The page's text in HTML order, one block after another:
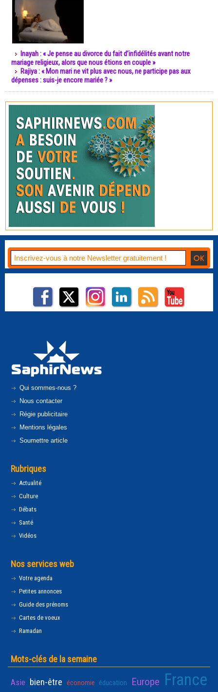
Inayah : « Je pense au divorce du fait d’infidélités avant notre
mariage religieux, alors que nous étions en couple »
Rajiya : « Mon mari ne vit plus avec nous, ne participe pas aux
dépenses : suis-je encore mariée ? »
Qui sommes-nous ?
Nous contacter
Régie publicitaire
Mentions légales
Soumettre article
Rubriques
Actualité
Culture
Débats
Santé
Vidéos
Nos services web
Votre agenda
Petites annonces
Guide des prénoms
Cartes de voeux
Ramadan
Mots-clés de la semaine
Asie bien-être économie éducation Europe France